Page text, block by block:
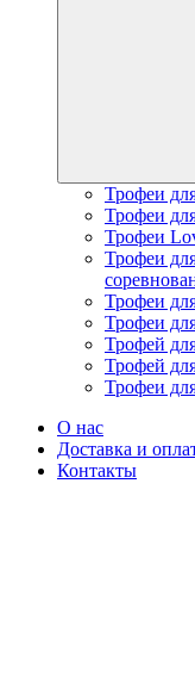
Трофеи
Трофеи
Трофеи
Трофеи
Трофеи
Трофеи
Трофей
Трофей
Трофеи
О нас
Доставка и
Контакты